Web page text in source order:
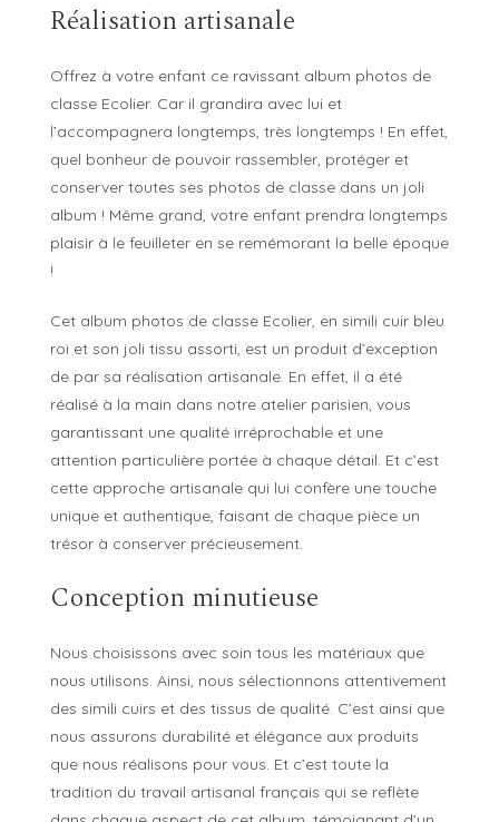
Réalisation artisanale
Offrez à votre enfant ce ravissant album photos de
classe Ecolier. Car il grandira avec lui et
l’accompagnera longtemps, très longtemps ! En effet,
quel bonheur de pouvoir rassembler, protéger et
conserver toutes ses photos de classe dans un joli
album ! Même grand, votre enfant prendra longtemps
plaisir à le feuilleter en se remémorant la belle époque
!
Cet album photos de classe Ecolier, en simili cuir bleu
roi et son joli tissu assorti, est un produit d’exception
de par sa réalisation artisanale. En effet, il a été
réalisé à la main dans notre atelier parisien, vous
garantissant une qualité irréprochable et une
attention particulière portée à chaque détail. Et c’est
cette approche artisanale qui lui confère une touche
unique et authentique, faisant de chaque pièce un
trésor à conserver précieusement.
Conception minutieuse
Nous choisissons avec soin tous les matériaux que
nous utilisons. Ainsi, nous sélectionnons attentivement
des simili cuirs et des tissus de qualité. C’est ainsi que
nous assurons durabilité et élégance aux produits
que nous réalisons pour vous. Et c’est toute la
tradition du travail artisanal français qui se reflète